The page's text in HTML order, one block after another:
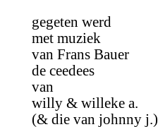
gegeten werd
met muziek
van Frans Bauer
de ceedees
van
willy & willeke a.
(& die van johnny j.)